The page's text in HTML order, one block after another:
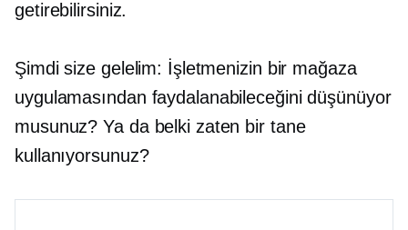
getirebilirsiniz.
Şimdi size gelelim: İşletmenizin bir mağaza
uygulamasından faydalanabileceğini düşünüyor
musunuz? Ya da belki zaten bir tane
kullanıyorsunuz?